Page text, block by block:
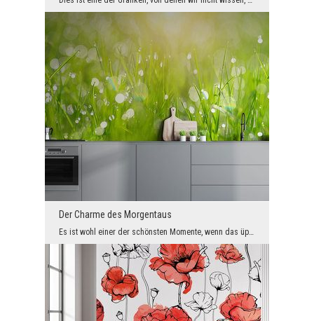
Der Charme des Morgentaus
Es ist wohl einer der schönsten Momente, wenn das üppige Frühlingsgrün in der Natur erscheint und...